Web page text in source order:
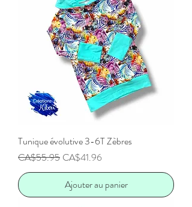
Tunique évolutive 3-6T Zèbres
Prix original
CA$55.95 Prix promotionnel
CA$41.96
Ajouter au panier